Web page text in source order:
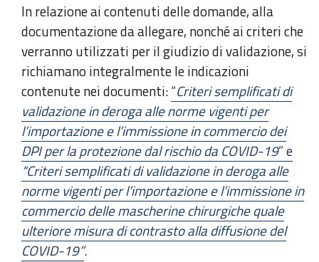
In relazione ai contenuti delle domande, alla
documentazione da allegare, nonché ai criteri che
verranno utilizzati per il giudizio di validazione, si
richiamano integralmente le indicazioni
contenute nei documenti:“Criteri semplificati di
validazione in deroga alle norme vigenti per
l’importazione e l’immissione in commercio dei
DPI per la protezione dalrischioda COVID-19” e
“Criteri semplificati di validazione in deroga alle
norme vigenti per l’importazione e l’immissione in
commercio delle mascherine chirurgiche quale
ulteriore misura di contrasto alla diffusione del
COVID-19”.